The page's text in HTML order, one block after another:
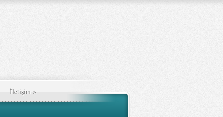
İletişim »